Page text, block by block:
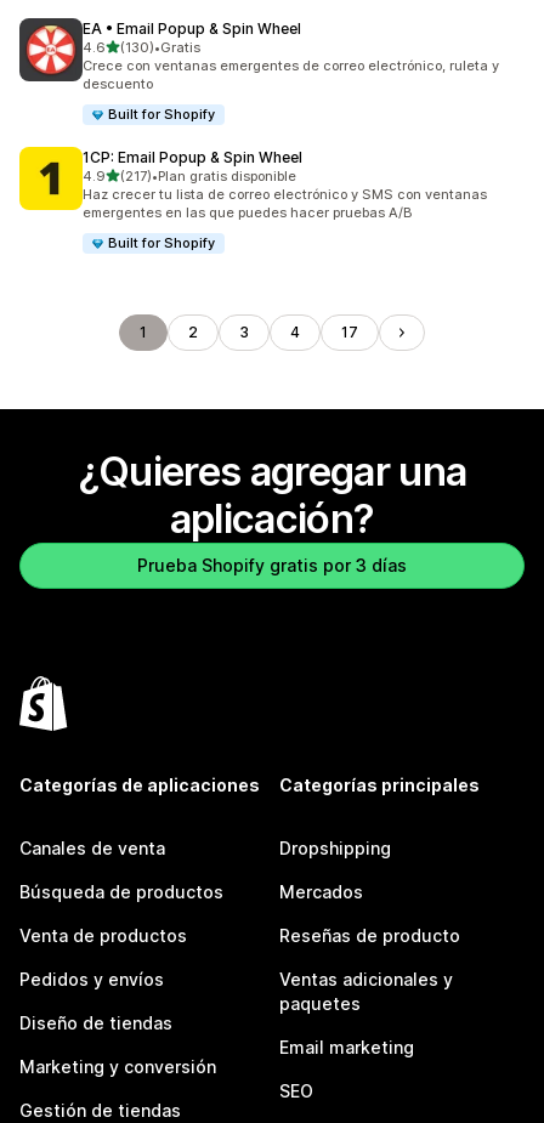
EA • Email Popup & Spin Wheel
4.6de 5 estrellas
(130)
130 reseñas en total
•Gratis
Crece con ventanas emergentes de correo electrónico, ruleta y
descuento
Built for Shopify
1CP: Email Popup & Spin Wheel
4.9de 5 estrellas
(217)
217 reseñas en total
•Plan gratis disponible
Haz crecer tu lista de correo electrónico y SMS con ventanas
emergentes en las que puedes hacer pruebas A/B
Built for Shopify
1 2 3 4 17
¿Quieres agregar una
aplicación?
Prueba Shopify gratis por 3 días
Categorías de aplicaciones
Canales de venta
Búsqueda de productos
Venta de productos
Pedidos y envíos
Diseño de tiendas
Marketing y conversión
Gestión de tiendas
Categorías principales
Dropshipping
Mercados
Reseñas de producto
Ventas adicionales y
paquetes
Email marketing
SEO